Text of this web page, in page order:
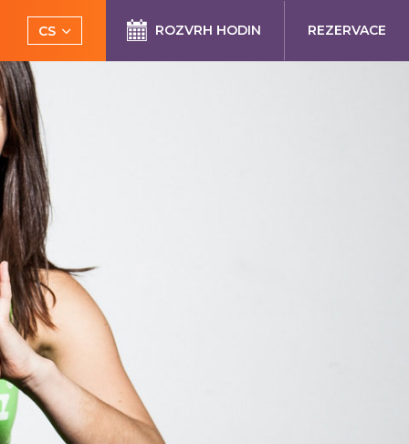
CS
EN
ROZVRH HODIN REZERVACE